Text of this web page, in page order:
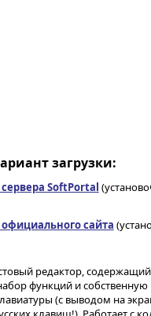
загрузки:
сервера SoftPortal
официального сайта
редактор, содержащий
функций и собственную
(с выводом на